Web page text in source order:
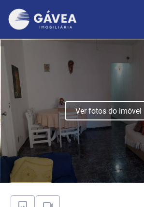
Ver fotos do imóvel